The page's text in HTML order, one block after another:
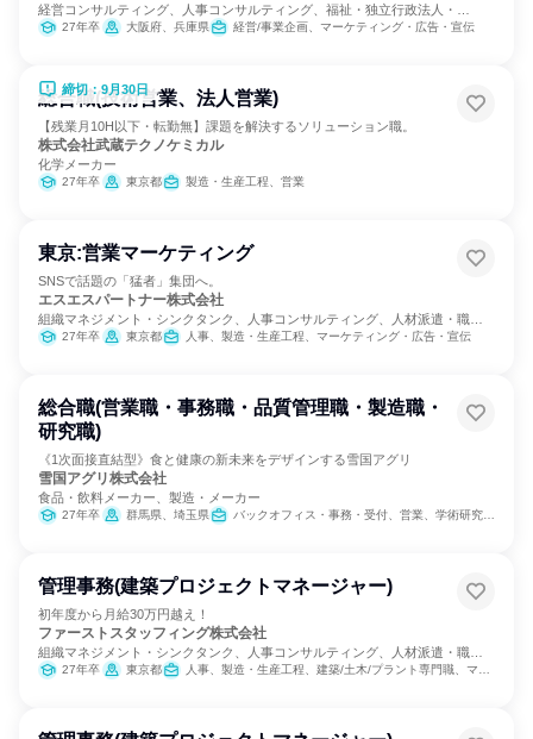
経営コンサルティング、人事コンサルティング、福祉・独立行政法人・
NGO・NPO
27年卒 大阪府、兵庫県 経営/事業企画、マーケティング・広告・宣伝
締切：9月30日
総合職(技術営業、法人営業)
【残業月10H以下・転勤無】課題を解決するソリューション職。
株式会社武蔵テクノケミカル
化学メーカー
27年卒 東京都 製造・生産工程、営業
東京:営業マーケティング
SNSで話題の「猛者」集団へ。
エスエスパートナー株式会社
組織マネジメント・シンクタンク、人事コンサルティング、人材派遣・職業
紹介27年卒 東京都 人事、製造・生産工程、マーケティング・広告・宣伝
総合職(営業職・事務職・品質管理職・製造職・
研究職)
《1次面接直結型》食と健康の新未来をデザインする雪国アグリ
雪国アグリ株式会社
食品・飲料メーカー、製造・メーカー
27年卒 群馬県、埼玉県 バックオフィス・事務・受付、営業、学術研究、製造・生産工程
管理事務(建築プロジェクトマネージャー)
初年度から月給30万円越え！
ファーストスタッフィング株式会社
組織マネジメント・シンクタンク、人事コンサルティング、人材派遣・職業
紹介27年卒 東京都 人事、製造・生産工程、建築/土木/プラント専門職、マーケティング・広告・宣伝